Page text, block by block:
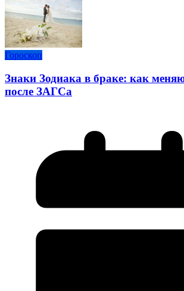
Гороскоп
Знаки Зодиака в браке: как
после ЗАГСа